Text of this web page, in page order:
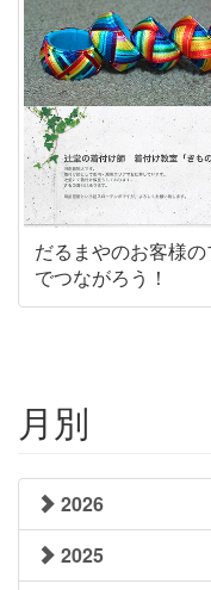
だるまやのお客様
でつながろう！
月別
2026
2025